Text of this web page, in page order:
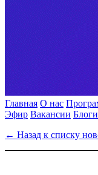
Главная О нас
Эфир Вакансии Блоги
← Назад к списку